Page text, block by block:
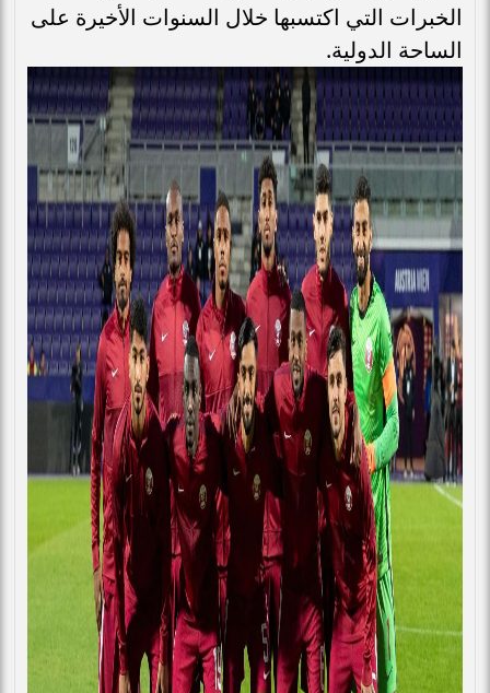
الخبرات التي اكتسبها خلال السنوات الأخيرة على
الساحة الدولية.